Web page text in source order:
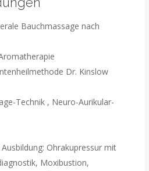
Bauchmassage nach
Dr. Kinslow
Technik , Neuro-Aurikular-
Ohrakupressur mit
Moxibustion,